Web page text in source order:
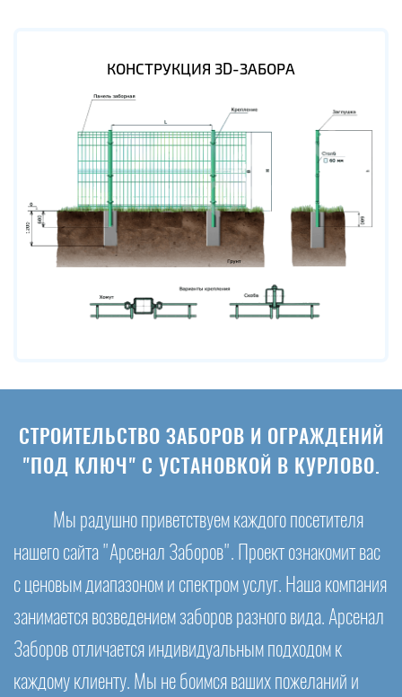
КОНСТРУКЦИЯ 3D-ЗАБОРА
СТРОИТЕЛЬСТВО ЗАБОРОВ И ОГРАЖДЕНИЙ
"ПОД КЛЮЧ" С УСТАНОВКОЙ В КУРЛОВО.
Мы радушно приветствуем каждого посетителя
нашего сайта "Арсенал Заборов". Проект ознакомит вас
с ценовым диапазоном и спектром услуг. Наша компания
занимается возведением заборов разного вида. Арсенал
Заборов отличается индивидуальным подходом к
каждому клиенту. Мы не боимся ваших пожеланий и